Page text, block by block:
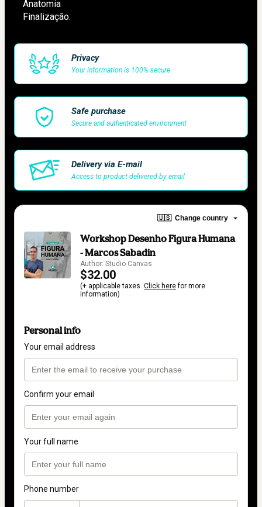
Anatomia
Finalização.
Privacy
Your information is 100% secure
Safe purchase
Secure and authenticated environment
Delivery via E-mail
Access to product delivered by email
🇺🇸 Change country
Workshop Desenho Figura Humana
- Marcos Sabadin
Author: Studio Canvas
$32.00
(+ applicable taxes. Click herefor more
information)
Personal info
Your email address
Confirm your email
Your full name
Phone number